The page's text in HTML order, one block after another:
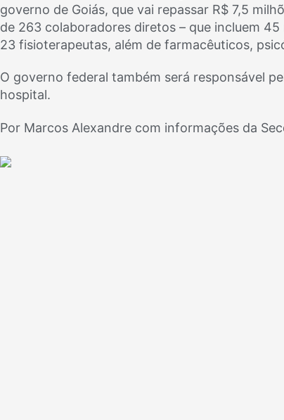
governo de Goiás, que vai repassar R$ 7,5
de 263 colaboradores diretos – que incluem
23 fisioterapeutas, além de farmacêuticos,
O governo federal também será responsável
hospital.
Por Marcos Alexandre com informações da